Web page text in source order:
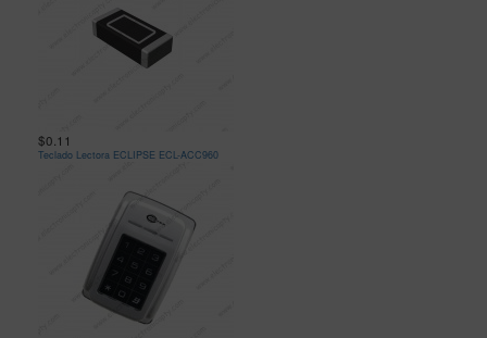
$0.11
Teclado Lectora ECLIPSE ECL-ACC960